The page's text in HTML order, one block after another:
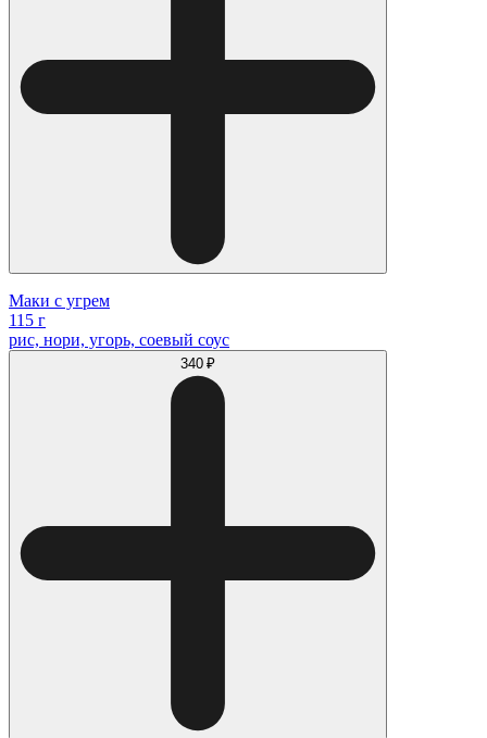
Маки с угрем
115 г
рис, нори, угорь, соевый соус
340 ₽